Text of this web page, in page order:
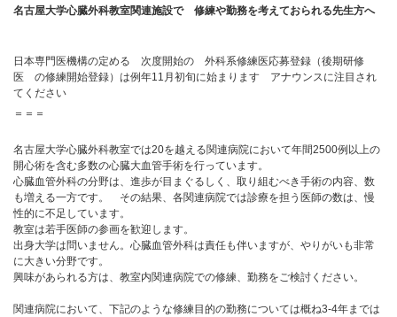
名古屋大学心臓外科教室関連施設で 修練や勤務を考えておられる先生方へ
日本専門医機構の定める 次度開始の 外科系修練医応募登録（後期研修
医 の修練開始登録）は例年11月初旬に始まります アナウンスに注目され
てください
＝＝＝
名古屋大学心臓外科教室では20を越える関連病院において年間2500例以上の
開心術を含む多数の心臓大血管手術を行っています。
心臓血管外科の分野は、進歩が目まぐるしく、取り組むべき手術の内容、数
も増える一方です。 その結果、各関連病院では診療を担う医師の数は、慢
性的に不足しています。
教室は若手医師の参画を歓迎します。
出身大学は問いません。心臓血管外科は責任も伴いますが、やりがいも非常
に大きい分野です。
興味があられる方は、教室内関連病院での修練、勤務をご検討ください。
関連病院において、下記のような修練目的の勤務については概ね3-4年までは